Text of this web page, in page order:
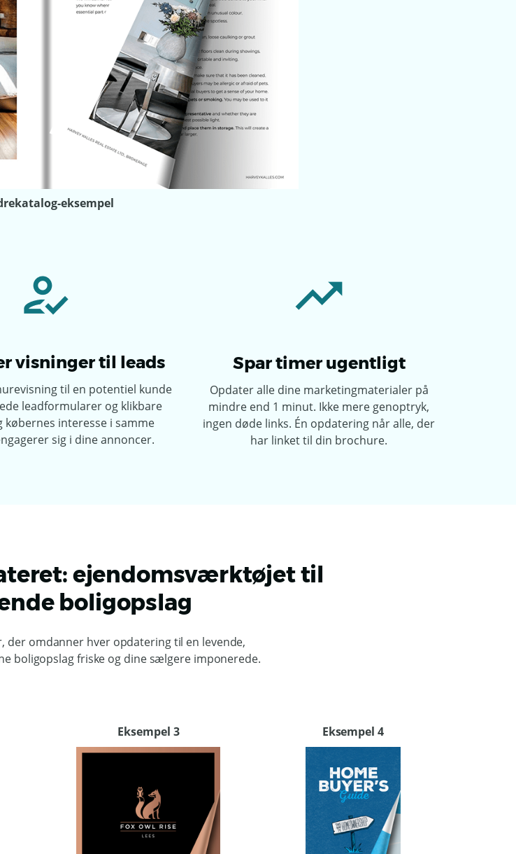
eksempel
visninger til leads
til en potentiel kunde
leadformularer og klikbare
købernes interesse i samme
sig i dine annoncer.
Spar timer ugentligt
Opdater alle dine marketingmaterialer på
mindre end 1 minut. Ikke mere genoptryk,
ingen døde links. Én opdatering når alle, der
har linket til din brochure.
ejendomsværktøjet til
boligopslag
der omdanner hver opdatering til en levende,
boligopslag friske og dine sælgere imponerede.
Eksempel 3 Eksempel 4